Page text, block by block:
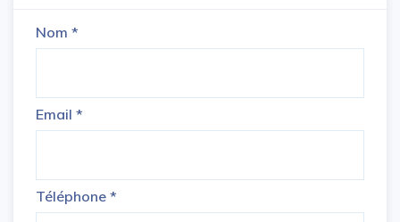
Nom *
Email *
Téléphone *